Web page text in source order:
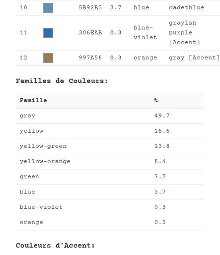
10 5B92B3 3.7 blue cadetblue
11 306EAB 0.3
blue-
violet
grayish
purple
[Accent]
12 997A58 0.3 orange gray [Accent]
Familles de Couleurs:
Famille %
gray 49.7
yellow 16.6
yellow-green 13.8
yellow-orange 8.4
green 7.7
blue 3.7
blue-violet 0.3
orange 0.3
Couleurs d'Accent: